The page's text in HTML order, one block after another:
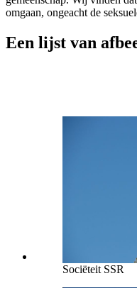
omgaan, ongeacht de
Een lijst van
Sociëteit SSR